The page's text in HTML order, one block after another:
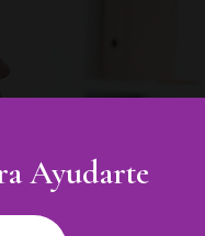
Ayudarte